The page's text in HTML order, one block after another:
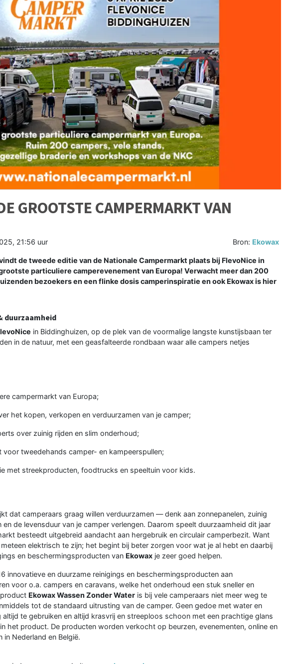
GROOTSTE CAMPERMARKT VAN
21:56 uur Bron: Ekowax
de tweede editie van de Nationale Campermarkt plaats bij FlevoNice in
particuliere camperevenement van Europa! Verwacht meer dan 200
bezoekers en een flinke dosis camperinspiratie en ook Ekowax is hier
duurzaamheid
in Biddinghuizen, op de plek van de voormalige langste kunstijsbaan ter
in de natuur, met een geasfalteerde rondbaan waar alle campers netjes
campermarkt van Europa;
het kopen, verkopen en verduurzamen van je camper;
over zuinig rijden en slim onderhoud;
voor tweedehands camper- en kampeerspullen;
met streekproducten, foodtrucks en speeltuin voor kids.
dat camperaars graag willen verduurzamen — denk aan zonnepanelen, zuinig
en de levensduur van je camper verlengen. Daarom speelt duurzaamheid dit jaar
besteedt uitgebreid aandacht aan hergebruik en circulair camperbezit. Want
elektrisch te zijn; het begint bij beter zorgen voor wat je al hebt en daarbij
en beschermingsproducten van Ekowax je zeer goed helpen.
innovatieve en duurzame reinigings en beschermingsproducten aan
voor o.a. campers en caravans, welke het onderhoud een stuk sneller en
Ekowax Wassen Zonder Water is bij vele camperaars niet meer weg te
tot de standaard uitrusting van de camper. Geen gedoe met water en
te gebruiken en altijd krasvrij en streeploos schoon met een prachtige glans
het product. De producten worden verkocht op beurzen, evenementen, online en
Nederland en België.